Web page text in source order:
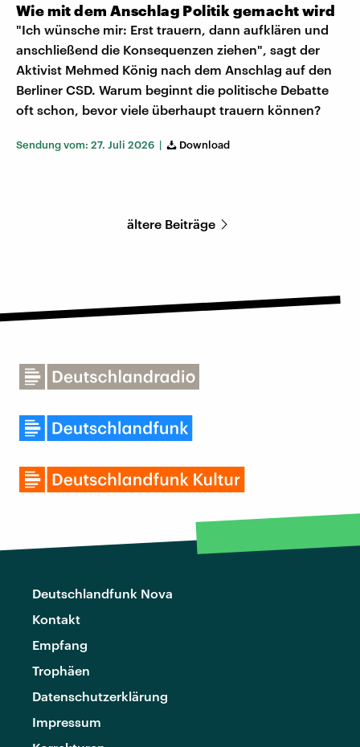
Wie mit dem Anschlag Politik gemacht wird
"Ich wünsche mir: Erst trauern, dann aufklären und
anschließend die Konsequenzen ziehen", sagt der
Aktivist Mehmed König nach dem Anschlag auf den
Berliner CSD. Warum beginnt die politische Debatte
oft schon, bevor viele überhaupt trauern können?
Sendung vom: 27. Juli 2026 | Download
ältere Beiträge
Deutschlandfunk Nova
Kontakt
Empfang
Trophäen
Datenschutzerklärung
Impressum